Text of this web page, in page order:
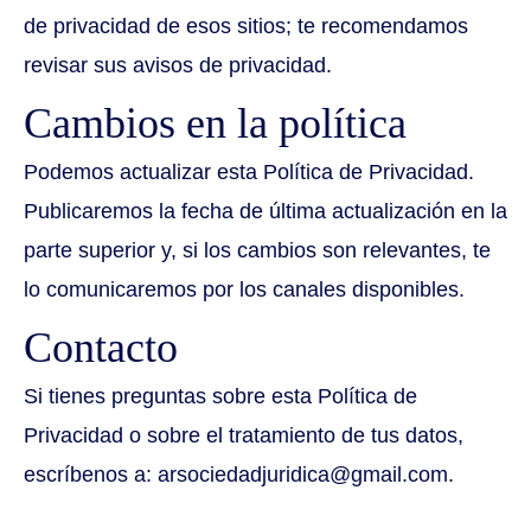
de privacidad de esos sitios; te recomendamos
revisar sus avisos de privacidad.
Cambios en la política
Podemos actualizar esta Política de Privacidad.
Publicaremos la fecha de última actualización en la
parte superior y, si los cambios son relevantes, te
lo comunicaremos por los canales disponibles.
Contacto
Si tienes preguntas sobre esta Política de
Privacidad o sobre el tratamiento de tus datos,
escríbenos a: arsociedadjuridica@gmail.com.